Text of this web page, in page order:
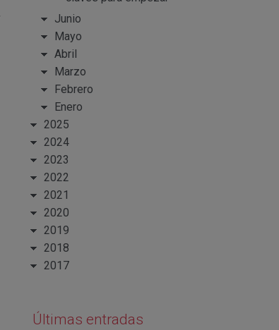
Junio
Mayo
Abril
Marzo
Febrero
Enero
2025
2024
2023
2022
2021
2020
2019
2018
2017
Últimas entradas